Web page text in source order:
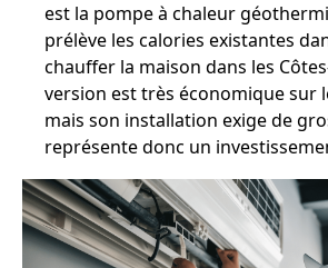
est la pompe à chaleur
prélève les calories existantes
chauffer la maison dans les
version est très économique sur
mais son installation exige de
représente donc un